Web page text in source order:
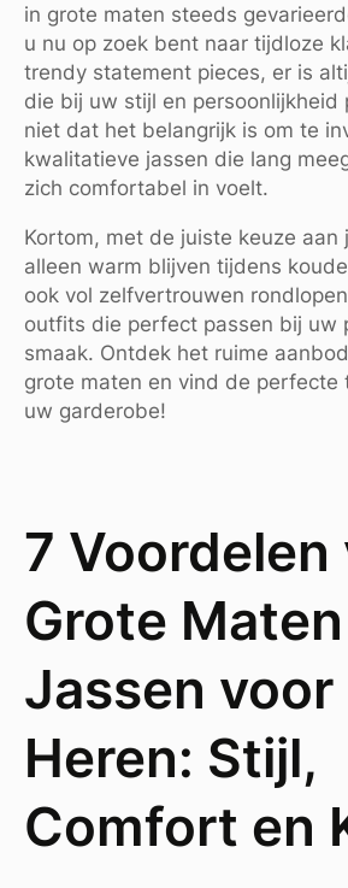
in grote maten steeds
u nu op zoek bent naar tijdloze
trendy statement pieces, er is
die bij uw stijl en persoonlijkheid
niet dat het belangrijk is om te
kwalitatieve jassen die lang
zich comfortabel in voelt.
Kortom, met de juiste keuze aan
alleen warm blijven tijdens
ook vol zelfvertrouwen
outfits die perfect passen bij uw
smaak. Ontdek het ruime
grote maten en vind de perfecte
uw garderobe!
7 Voordelen
Grote Maten
Jassen voor
Heren: Stijl,
Comfort en